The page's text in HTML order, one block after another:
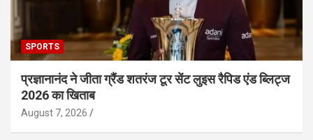
SPORTS
प्रज्ञानानंद ने जीता ग्रैंड शतरंज टूर सेंट लुइस रैपिड एंड ब्लिट्ज
2026 का खिताब
August 7, 2026